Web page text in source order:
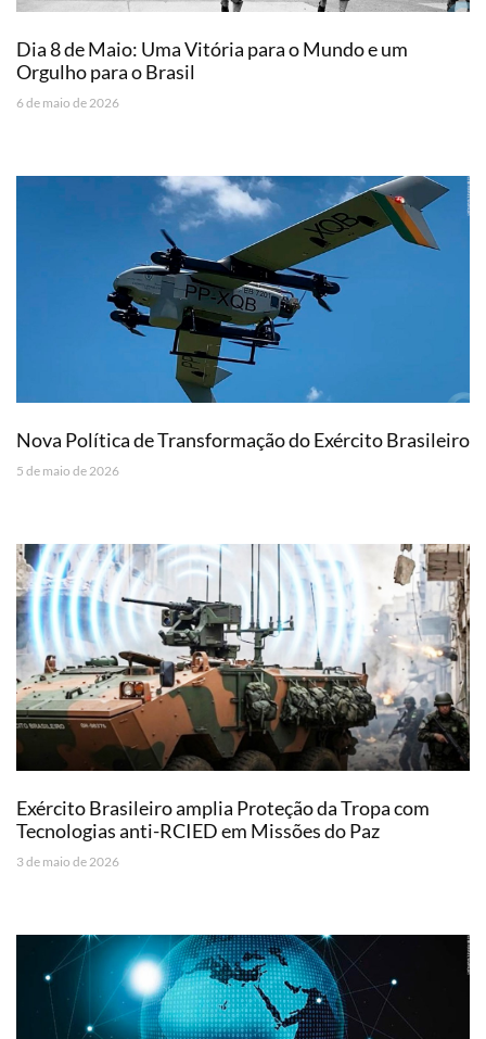
Dia 8 de Maio: Uma Vitória para o Mundo e um
Orgulho para o Brasil
6 de maio de 2026
Nova Política de Transformação do Exército Brasileiro
5 de maio de 2026
Exército Brasileiro amplia Proteção da Tropa com
Tecnologias anti-RCIED em Missões do Paz
3 de maio de 2026